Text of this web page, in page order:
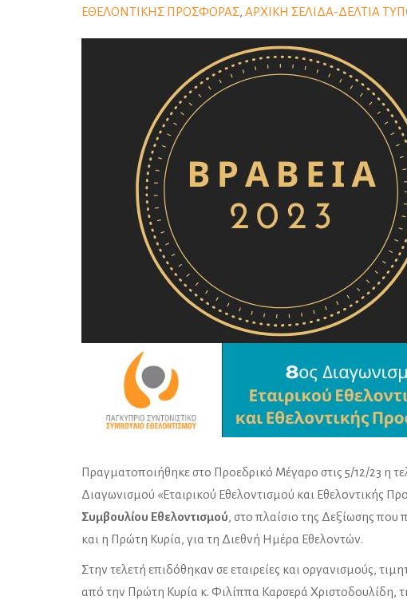
ΕΘΕΛΟΝΤΙΚΗΣ ΠΡΟΣΦΟΡΑΣ, ΑΡΧΙΚΗ ΣΕΛΙΔΑ-ΔΕΛΤΙΑ
Πραγματοποιήθηκε στο Προεδρικό Μέγαρο στις 5/12/23 η
Διαγωνισμού «Εταιρικού Εθελοντισμού και Εθελοντικής
Συμβουλίου Εθελοντισμού, στο πλαίσιο της Δεξίωσης που
και η Πρώτη Κυρία, για τη Διεθνή Ημέρα Εθελοντών.
Στην τελετή επιδόθηκαν σε εταιρείες και οργανισμούς,
από την Πρώτη Κυρία κ. Φιλίππα Καρσερά Χριστοδουλίδη,